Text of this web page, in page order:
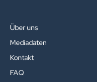
Über uns
Mediadaten
Kontakt
FAQ